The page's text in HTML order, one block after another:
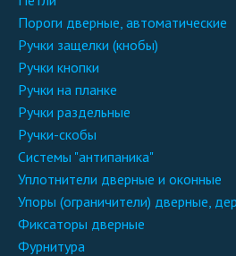
пороги дверные, автоматические
ручки защелки (кнобы)
ручки кнопки
ручки на планке
ручки раздельные
ручки-скобы
системы "антипаника"
уплотнители дверные и оконные
упоры (ограничители) дверные,
фиксаторы дверные
фурнитура